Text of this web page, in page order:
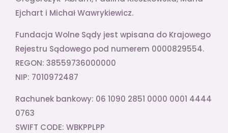
Ejchart i Michał Wawrykiewicz.
Fundacja Wolne Sądy jest wpisana do Krajowego
Rejestru Sądowego pod numerem 0000829554.
REGON: 38559736000000
NIP: 7010972487
Rachunek bankowy: 06 1090 2851 0000 0001 4444
0763
SWIFT CODE: WBKPPLPP